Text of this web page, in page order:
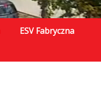
ESV Fabryczna